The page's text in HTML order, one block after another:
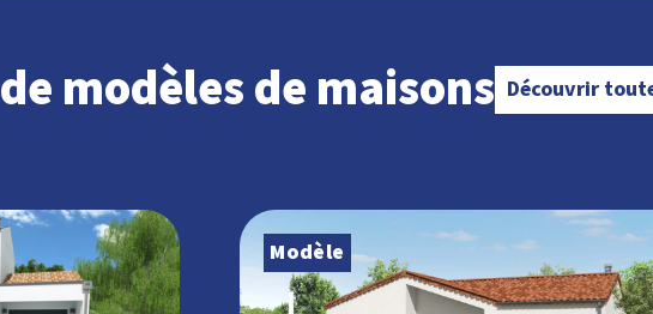
de modèles de maisons Découvrir
Modèle